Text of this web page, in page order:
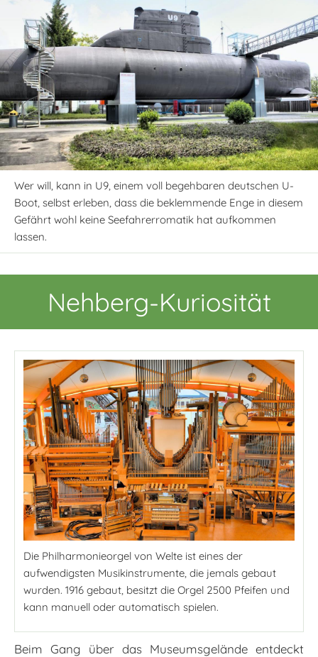
Wer will, kann in U9, einem voll begehbaren deutschen U-
Boot, selbst erleben, dass die beklemmende Enge in diesem
Gefährt wohl keine Seefahrerromatik hat aufkommen
lassen.
Nehberg-Kuriosität
Die Philharmonieorgel von Welte ist eines der
aufwendigsten Musikinstrumente, die jemals gebaut
wurden. 1916 gebaut, besitzt die Orgel 2500 Pfeifen und
kann manuell oder automatisch spielen.
Beim Gang über das Museumsgelände entdeckt